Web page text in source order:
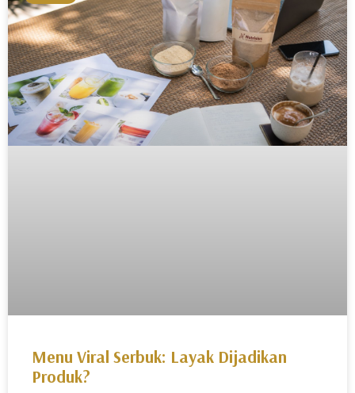
Menu Viral Serbuk: Layak Dijadikan
Produk?